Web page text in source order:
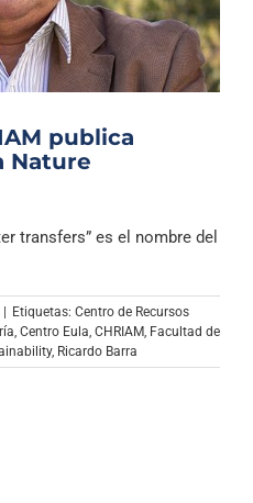
publica
Nature
transfers” es el nombre del
Etiquetas: Centro de Recursos
, Centro Eula, CHRIAM, Facultad de
, Ricardo Barra